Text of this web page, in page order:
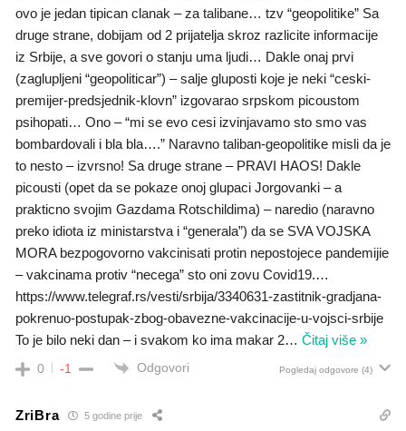
ovo je jedan tipican clanak – za talibane… tzv “geopolitike” Sa
druge strane, dobijam od 2 prijatelja skroz razlicite informacije
iz Srbije, a sve govori o stanju uma ljudi… Dakle onaj prvi
(zaglupljeni “geopoliticar”) – salje gluposti koje je neki “ceski-
premijer-predsjednik-klovn” izgovarao srpskom picoustom
psihopati… Ono – “mi se evo cesi izvinjavamo sto smo vas
bombardovali i bla bla….” Naravno taliban-geopolitike misli da je
to nesto – izvrsno! Sa druge strane – PRAVI HAOS! Dakle
picousti (opet da se pokaze onoj glupaci Jorgovanki – a
prakticno svojim Gazdama Rotschildima) – naredio (naravno
preko idiota iz ministarstva i “generala”) da se SVA VOJSKA
MORA bezpogovorno vakcinisati protin nepostojece pandemijie
– vakcinama protiv “necega” sto oni zovu Covid19.…
https://www.telegraf.rs/vesti/srbija/3340631-zastitnik-gradjana-
pokrenuo-postupak-zbog-obavezne-vakcinacije-u-vojsci-srbije
To je bilo neki dan – i svakom ko ima makar 2… Čitaj više »
0 -1 Odgovori Pogledaj odgovore (4)
ZriBra 5 godine prije